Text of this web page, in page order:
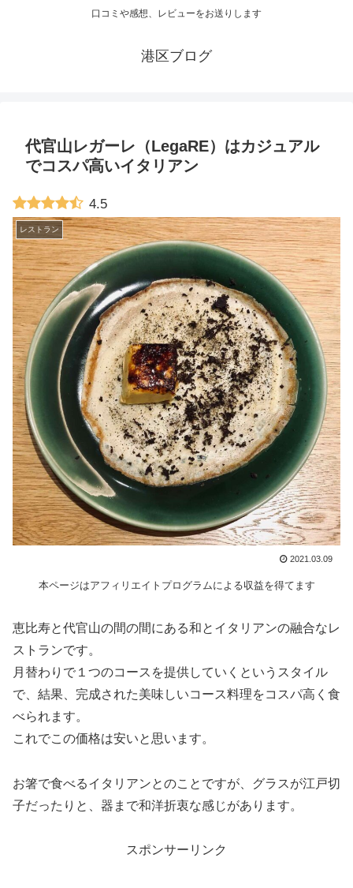
口コミや感想、レビューをお送りします
港区ブログ
代官山レガーレ（LegaRE）はカジュアル
でコスパ高いイタリアン
4.5
レストラン
2021.03.09
本ページはアフィリエイトプログラムによる収益を得てます
恵比寿と代官山の間の間にある和とイタリアンの融合なレ
ストランです。
月替わりで１つのコースを提供していくというスタイル
で、結果、完成された美味しいコース料理をコスパ高く食
べられます。
これでこの価格は安いと思います。
お箸で食べるイタリアンとのことですが、グラスが江戸切
子だったりと、器まで和洋折衷な感じがあります。
スポンサーリンク